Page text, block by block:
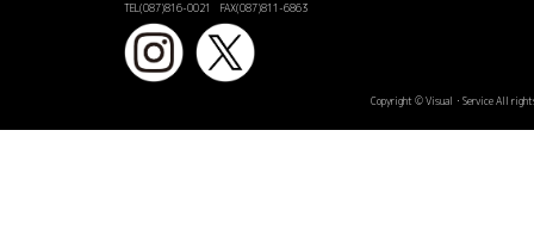
TEL(087)816-0021 FAX(087)811-6863
Copyright © Visual・Service All